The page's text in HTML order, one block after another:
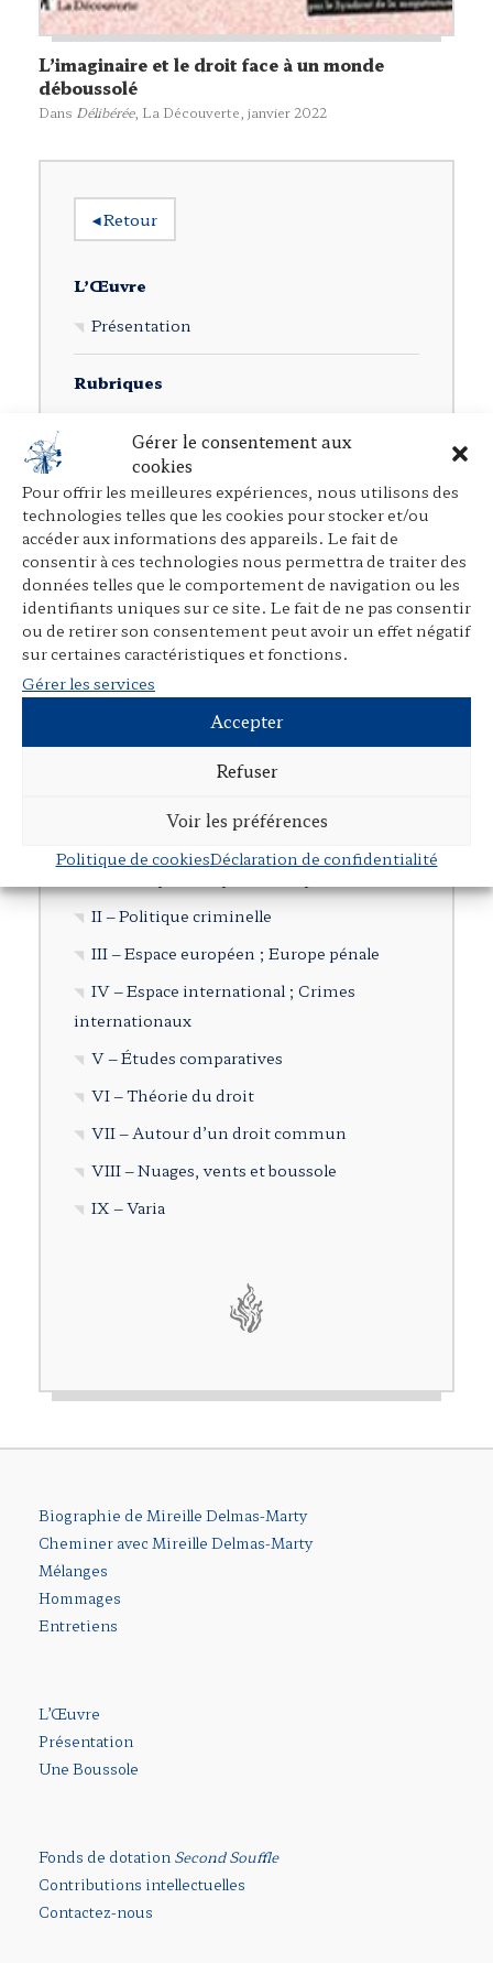
Gérer le consentement aux
cookies
Pour offrir les meilleures expériences, nous utilisons des
technologies telles que les cookies pour stocker et/ou
accéder aux informations des appareils. Le fait de
consentir à ces technologies nous permettra de traiter des
données telles que le comportement de navigation ou les
identifiants uniques sur ce site. Le fait de ne pas consentir
ou de retirer son consentement peut avoir un effet négatif
sur certaines caractéristiques et fonctions.
Gérer les services
Accepter
Refuser
Voir les préférences
Politique de cookiesDéclaration de confidentialité
L’imaginaire et le droit face à un monde
déboussolé
Dans Délibérée, La Découverte , janvier 2022
◂Retour
L’Œuvre
Présentation
Rubriques
Direction d’ouvrages collectifs
Participation à des ouvrages collectifs
Articles dans des revues juridiques
Avant-propos, préfaces, postfaces,
comptes rendus
Cours, colloques, conférences, tables
Autres publications
Documents en langue étrangère
II – Politique criminelle
III – Espace européen ; Europe pénale
IV – Espace international ; Crimes
internationaux
V – Études comparatives
VI – Théorie du droit
VII – Autour d’un droit commun
VIII – Nuages, vents et boussole
IX – Varia
Biographie de Mireille Delmas-Marty
Cheminer avec Mireille Delmas-Marty
Mélanges
Hommages
Entretiens
L’Œuvre
Présentation
Une Boussole
Fonds de dotationSecond Souffle
Contributions intellectuelles
Contactez-nous